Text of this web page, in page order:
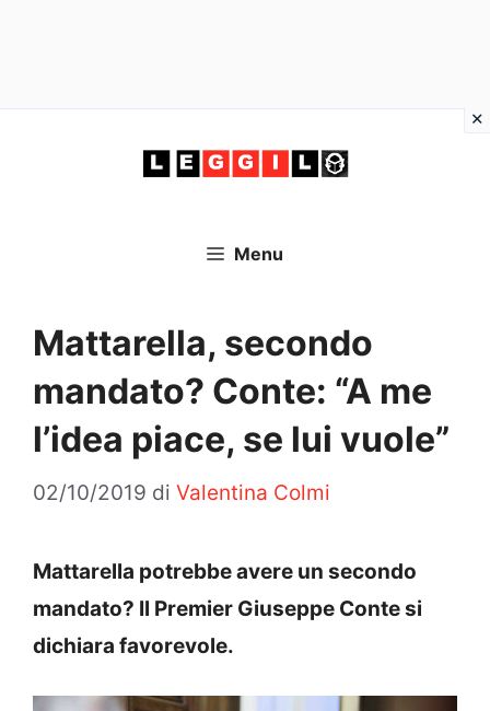
Menu
Mattarella, secondo
mandato? Conte: “A me
l’idea piace, se lui vuole”
02/10/2019 di Valentina Colmi
Mattarella potrebbe avere un secondo
mandato? Il Premier Giuseppe Conte si
dichiara favorevole.